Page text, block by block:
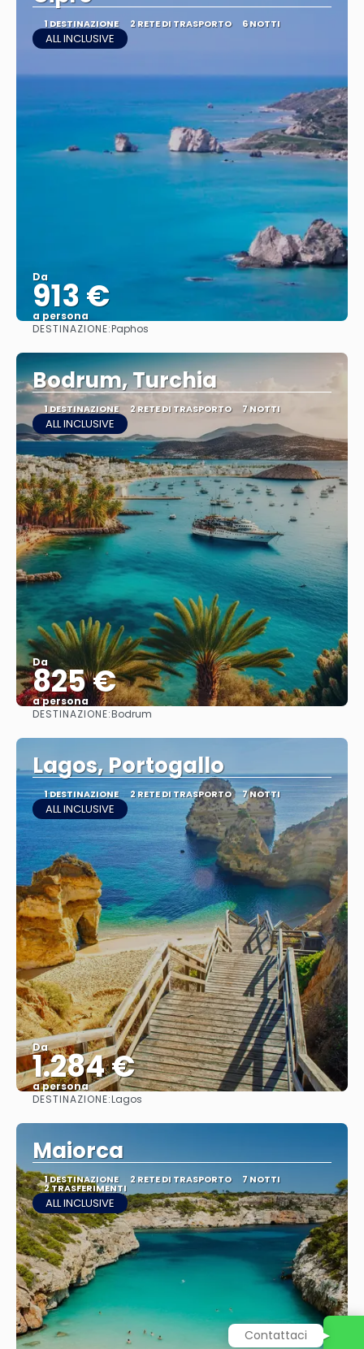
1 DESTINAZIONE 2 RETE DI TRASPORTO 6 NOTTI
ALL INCLUSIVE
Da
913 €
a persona
DESTINAZIONE:Paphos
Bodrum, Turchia
1 DESTINAZIONE 2 RETE DI TRASPORTO 7 NOTTI
ALL INCLUSIVE
Da
825 €
a persona
DESTINAZIONE:Bodrum
Lagos, Portogallo
1 DESTINAZIONE 2 RETE DI TRASPORTO 7 NOTTI
ALL INCLUSIVE
Da
1.284 €
a persona
DESTINAZIONE:Lagos
Maiorca
1 DESTINAZIONE 2 RETE DI TRASPORTO 7 NOTTI
2 TRASFERIMENTI
ALL INCLUSIVE
Contattaci